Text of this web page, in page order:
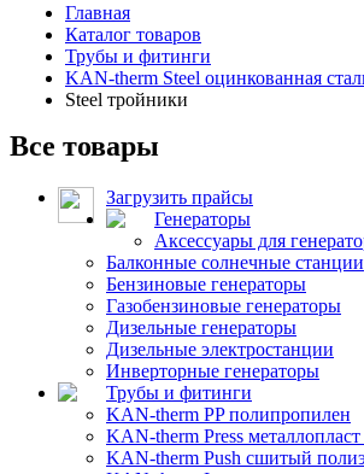
Главная
Каталог товаров
Трубы и фитинги
KAN-therm Steel оцинкованная
Steel тройники
Все товары
Загрузить прайсы
Генераторы
Аксессуары для
Балконные солнечные станции
Бензиновые генераторы
Газобензиновые генераторы
Дизельные генераторы
Дизельные электростанции
Инверторные генераторы
Трубы и фитинги
KAN-therm PP полипропилен
KAN-therm Рress
KAN-therm Push сшитый